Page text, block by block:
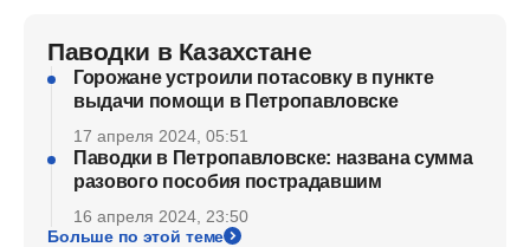
Паводки в Казахстане
Горожане устроили потасовку в пункте
выдачи помощи в Петропавловске
17 апреля 2024, 05:51
Паводки в Петропавловске: названа сумма
разового пособия пострадавшим
16 апреля 2024, 23:50
Больше по этой теме